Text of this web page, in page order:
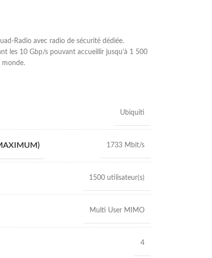
Radio avec radio de sécurité dédiée.
les 10 Gbp/s pouvant accueillir jusqu’à 1 500
monde.
Ubiquiti
1733 Mbit/s
1500 utilisateur(s)
Multi User MIMO
4